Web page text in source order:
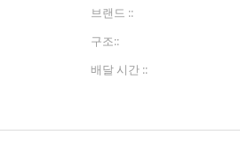
브랜드 ::
구조::
배달 시간 ::